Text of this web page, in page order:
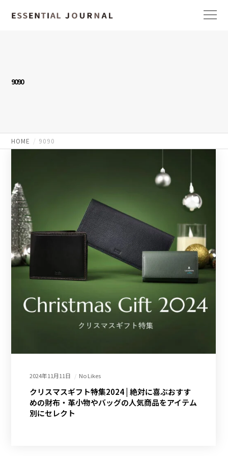
9090
HOME 9090
2024年11月11日 No Likes
クリスマスギフト特集2024 | 絶対に喜ぶおすす
めの財布・革小物やバッグの人気商品をアイテム
別にセレクト